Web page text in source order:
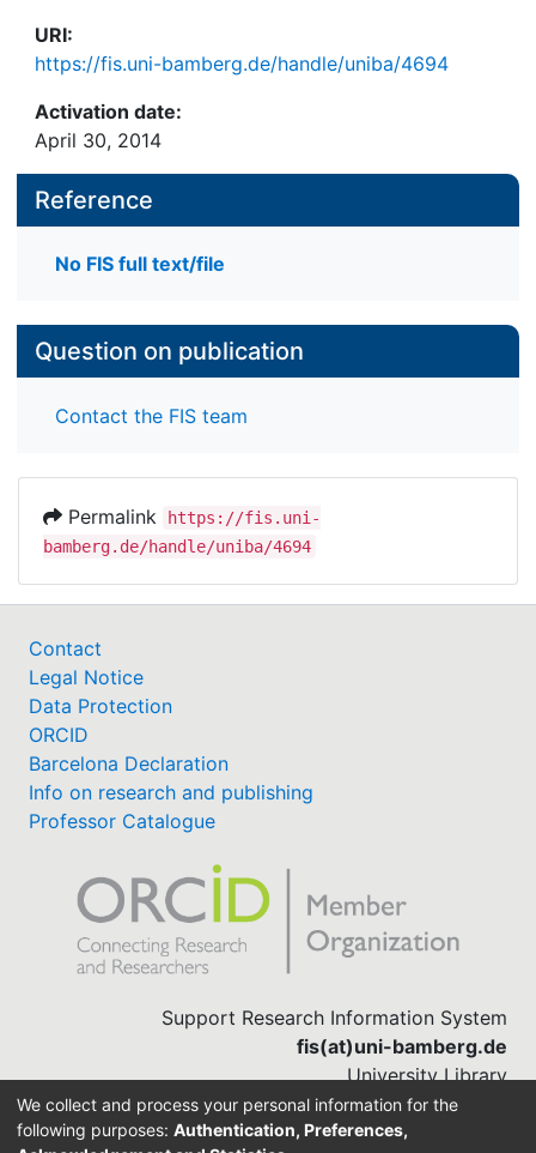
URI:
https://fis.uni-bamberg.de/handle/uniba/4694
Activation date:
April 30, 2014
Reference
No FIS full text/file
Question on publication
Contact the FIS team
Permalink
https://fis.uni-
bamberg.de/handle/uniba/4694
Contact
Legal Notice
Data Protection
ORCID
Barcelona Declaration
Info on research and publishing
Professor Catalogue
Support Research Information System
fis(at)uni-bamberg.de
University Library
(0951) 863-1568
We collect and process your personal information for the
following purposes: Authentication, Preferences,